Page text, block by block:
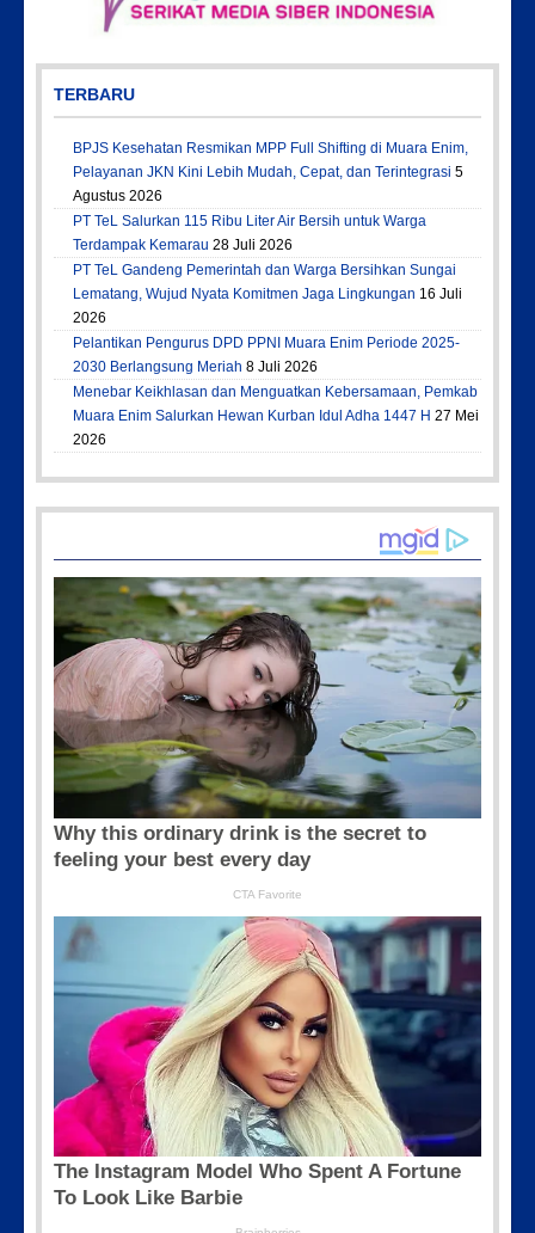
TERBARU
BPJS Kesehatan Resmikan MPP Full Shifting di Muara Enim,
Pelayanan JKN Kini Lebih Mudah, Cepat, dan Terintegrasi 5
Agustus 2026
PT TeL Salurkan 115 Ribu Liter Air Bersih untuk Warga
Terdampak Kemarau 28 Juli 2026
PT TeL Gandeng Pemerintah dan Warga Bersihkan Sungai
Lematang, Wujud Nyata Komitmen Jaga Lingkungan 16 Juli
2026
Pelantikan Pengurus DPD PPNI Muara Enim Periode 2025-
2030 Berlangsung Meriah 8 Juli 2026
Menebar Keikhlasan dan Menguatkan Kebersamaan, Pemkab
Muara Enim Salurkan Hewan Kurban Idul Adha 1447 H 27 Mei
2026